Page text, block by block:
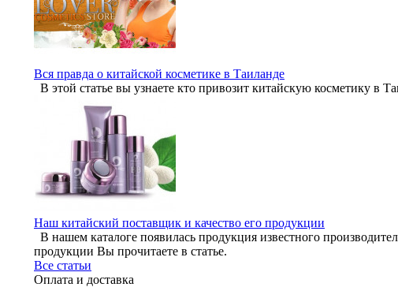
Вся правда о китайской косметике в Таиланде
В этой статье вы узнаете кто привозит китайскую косметику в
Наш китайский поставщик и качество его продукции
В нашем каталоге появилась продукция известного
продукции Вы прочитаете в статье.
Все статьи
Оплата и доставка